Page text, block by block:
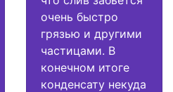
очень быстро
грязью и другими
частицами. В
конечном итоге
конденсату некуда